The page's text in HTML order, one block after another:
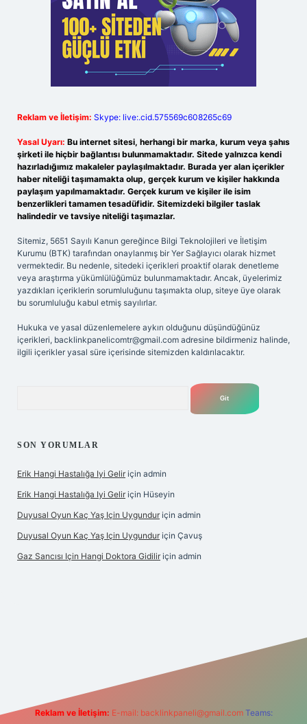
Reklam ve İletişim: Skype: live:.cid.575569c608265c69
Yasal Uyarı: Bu internet sitesi, herhangi bir marka, kurum veya şahıs
şirketi ile hiçbir bağlantısı bulunmamaktadır. Sitede yalnızca kendi
hazırladığımız makaleler paylaşılmaktadır. Burada yer alan içerikler
haber niteliği taşımamakta olup, gerçek kurum ve kişiler hakkında
paylaşım yapılmamaktadır. Gerçek kurum ve kişiler ile isim
benzerlikleri tamamen tesadüfidir. Sitemizdeki bilgiler taslak
halindedir ve tavsiye niteliği taşımazlar.
Sitemiz, 5651 Sayılı Kanun gereğince Bilgi Teknolojileri ve İletişim
Kurumu (BTK) tarafından onaylanmış bir Yer Sağlayıcı olarak hizmet
vermektedir. Bu nedenle, sitedeki içerikleri proaktif olarak denetleme
veya araştırma yükümlülüğümüz bulunmamaktadır. Ancak, üyelerimiz
yazdıkları içeriklerin sorumluluğunu taşımakta olup, siteye üye olarak
bu sorumluluğu kabul etmiş sayılırlar.
Hukuka ve yasal düzenlemelere aykırı olduğunu düşündüğünüz
içerikleri, backlinkpanelicomtr@gmail.com adresine bildirmeniz halinde,
ilgili içerikler yasal süre içerisinde sitemizden kaldırılacaktır.
SON YORUMLAR
Erik Hangi Hastalığa Iyi Gelir için admin
Erik Hangi Hastalığa Iyi Gelir için Hüseyin
Duyusal Oyun Kaç Yaş Için Uygundur için admin
Duyusal Oyun Kaç Yaş Için Uygundur için Çavuş
Gaz Sancısı Için Hangi Doktora Gidilir için admin
Reklam ve İletişim: E-mail: backlinkpaneli@gmail.com Teams: